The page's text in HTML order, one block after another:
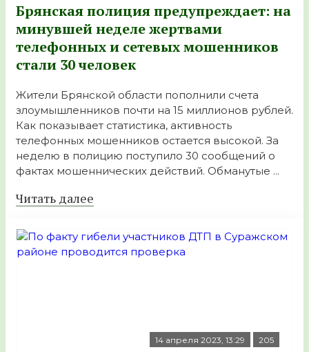
Брянская полиция предупреждает: на
минувшей неделе жертвами
телефонных и сетевых мошенников
стали 30 человек
Жители Брянской области пополнили счета
злоумышленников почти на 15 миллионов рублей.
Как показывает статистика, активность
телефонных мошенников остается высокой. За
неделю в полицию поступило 30 сообщений о
фактах мошеннических действий. Обманутые ...
Читать далее
14 апреля 2023, 13:29 205